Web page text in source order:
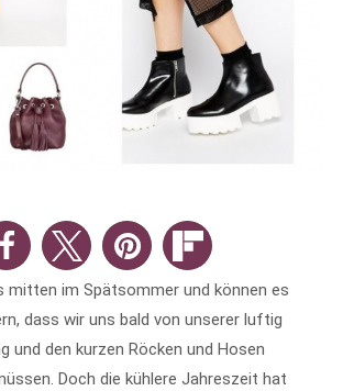
mitten im Spätsommer und können es
dass wir uns bald von unserer luftig
und den kurzen Röcken und Hosen
Doch die kühlere Jahreszeit hat